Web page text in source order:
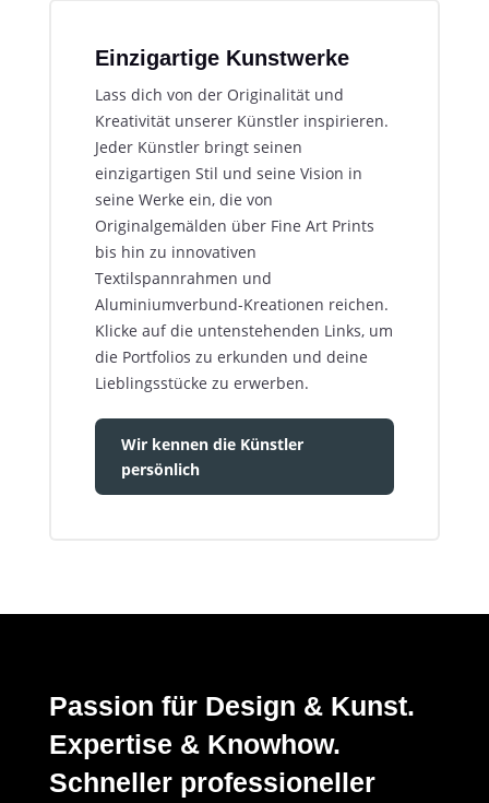
Einzigartige Kunstwerke
Lass dich von der Originalität und
Kreativität unserer Künstler inspirieren.
Jeder Künstler bringt seinen
einzigartigen Stil und seine Vision in
seine Werke ein, die von
Originalgemälden über Fine Art Prints
bis hin zu innovativen
Textilspannrahmen und
Aluminiumverbund-Kreationen reichen.
Klicke auf die untenstehenden Links, um
die Portfolios zu erkunden und deine
Lieblingsstücke zu erwerben.
Wir kennen die Künstler
persönlich
Passion für Design & Kunst.
Expertise & Knowhow.
Schneller professioneller